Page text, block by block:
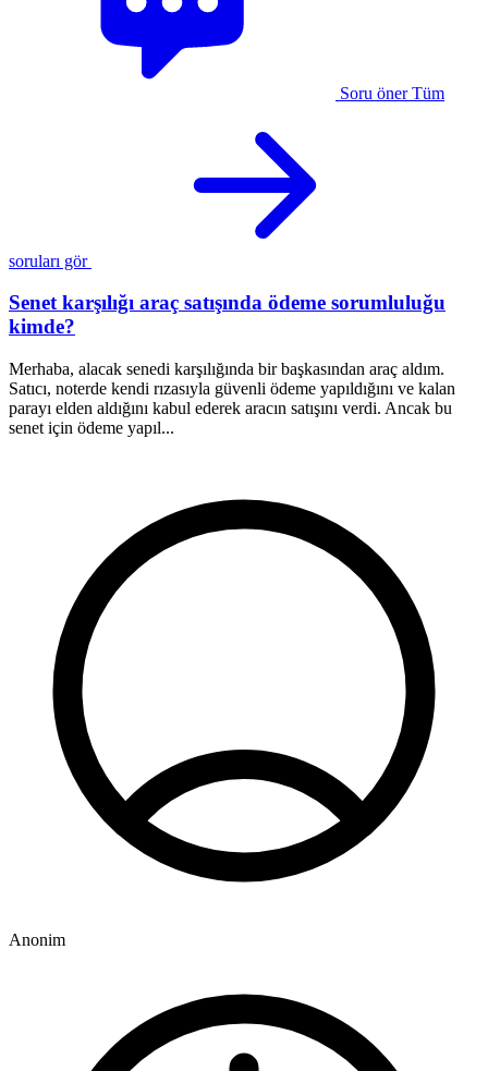
Soru öner Tüm
soruları gör
Senet karşılığı araç satışında ödeme sorumluluğu
kimde?
Merhaba, alacak senedi karşılığında bir başkasından araç aldım.
Satıcı, noterde kendi rızasıyla güvenli ödeme yapıldığını ve kalan
parayı elden aldığını kabul ederek aracın satışını verdi. Ancak bu
senet için ödeme yapıl...
Anonim